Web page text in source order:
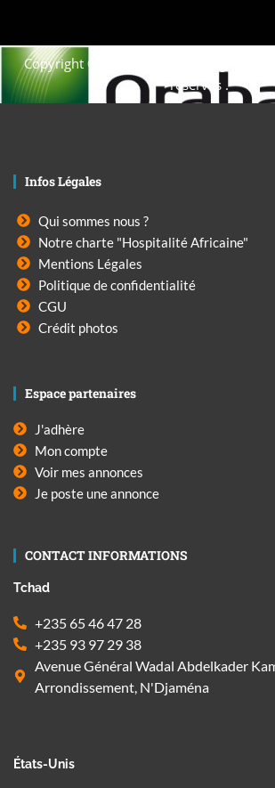
Copyright © 2021. Afrique-voyage-
réservés .
Infos Légales
Qui sommes nous ?
Notre charte "Hospitalité Africaine"
Mentions Légales
Politique de confidentialité
CGU
Crédit photos
Espace partenaires
J'adhère
Mon compte
Voir mes annonces
Je poste une annonce
CONTACT INFORMATIONS
Tchad
+235 65 46 47 28
+235 93 97 29 38
Avenue Général Wadal Abdelkader
Arrondissement, N'Djaména
États-Unis